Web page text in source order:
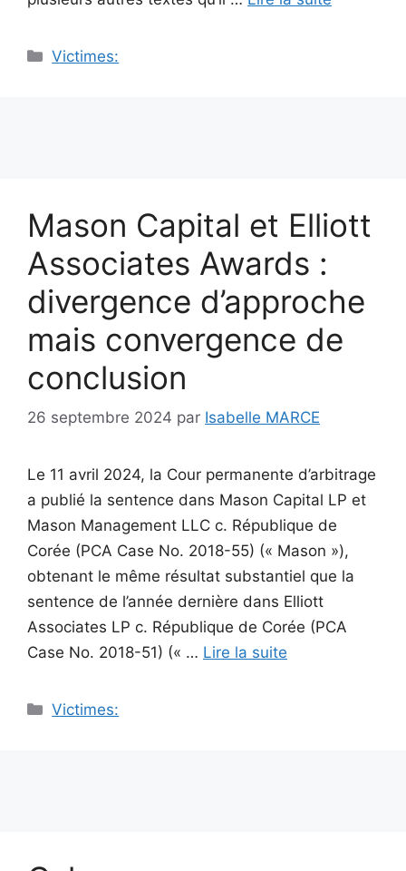
Catégories
Victimes:
Mason Capital et Elliott
Associates Awards :
divergence d’approche
mais convergence de
conclusion
26 septembre 2024 par Isabelle MARCE
Le 11 avril 2024, la Cour permanente d’arbitrage
a publié la sentence dans Mason Capital LP et
Mason Management LLC c. République de
Corée (PCA Case No. 2018-55) (« Mason »),
obtenant le même résultat substantiel que la
sentence de l’année dernière dans Elliott
Associates LP c. République de Corée (PCA
Case No. 2018-51) (« … Lire la suite
Catégories
Victimes: